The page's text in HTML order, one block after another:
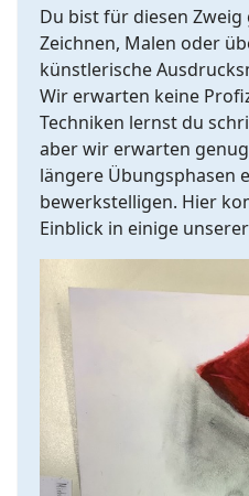
Du bist für diesen
Zeichnen, Malen oder
künstlerische
Wir erwarten keine
Techniken lernst du
aber wir erwarten
längere Übungsphasen
bewerkstelligen. Hier
Einblick in einige